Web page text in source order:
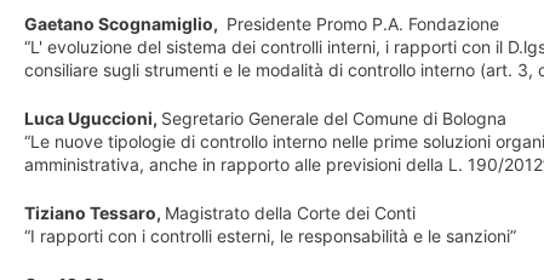
Gaetano Scognamiglio, Presidente Promo P.A. Fondazione
“L' evoluzione del sistema dei controlli interni, i rapporti con il
consiliare sugli strumenti e le modalità di controllo interno (art. 3,
Luca Uguccioni, Segretario Generale del Comune di Bologna
“Le nuove tipologie di controllo interno nelle prime soluzioni
amministrativa, anche in rapporto alle previsioni della L. 190/
Tiziano Tessaro, Magistrato della Corte dei Conti
“I rapporti con i controlli esterni, le responsabilità e le sanzioni”